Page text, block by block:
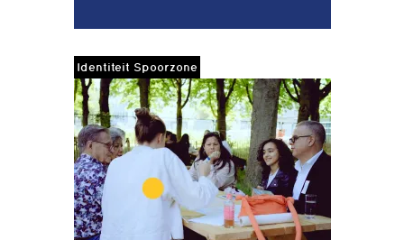
Identiteit Spoorzone